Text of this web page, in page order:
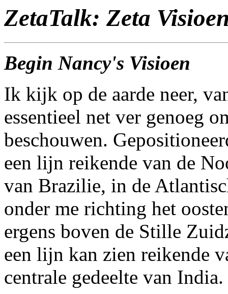
ZetaTalk: Zeta
Begin Nancy's Visioen
Ik kijk op de aarde neer,
essentieel net ver genoeg
beschouwen.
een lijn reikende van de
van Brazilie, in de
onder me richting het
ergens boven de Stille
een lijn kan zien reikende
centrale gedeelte van India.